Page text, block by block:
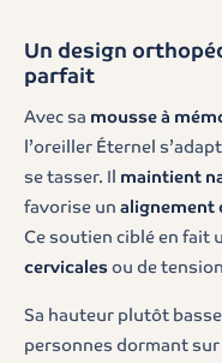
Un design
parfait
Avec sa mousse à
l’oreiller Éternel
se tasser. Il maintient
favorise un alignement
Ce soutien ciblé en fait
cervicalesou de
Sa hauteur plutôt
personnes dormant sur